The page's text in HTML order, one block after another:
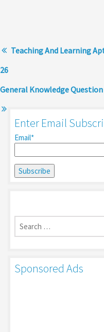
Teaching And Learning
26
General Knowledge
Enter Email
Email*
Search
for:
Sponsored Ads